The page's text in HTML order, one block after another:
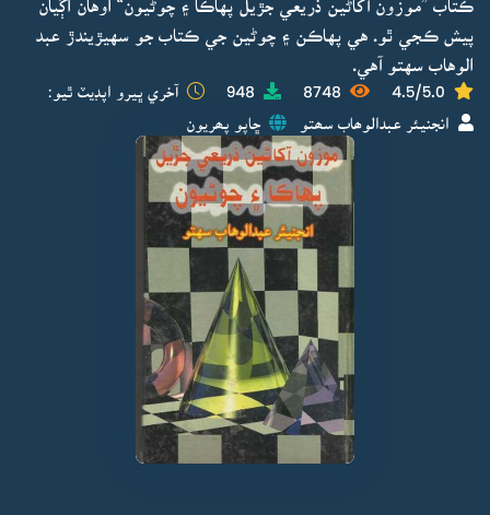
پيش ڪجي ٿو. هي پهاڪن ۽ چوڻين جي ڪتاب جو سهيڙيندڙ عبد
الوهاب سهتو آهي.
4.5/5.0
8748
948 آخري ڀيرو اپڊيٽ ٿيو:
انجنيئر عبدالوھاب سھتو ڇاپو پھريون